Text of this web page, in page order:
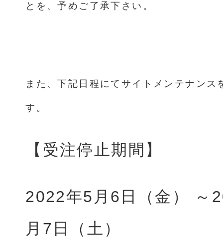
とを、予めご了承下さい。
また、下記日程にてサイトメンテナンス
す。
【受注停止期間】
2022年5月6日（金） ～
月7日（土）